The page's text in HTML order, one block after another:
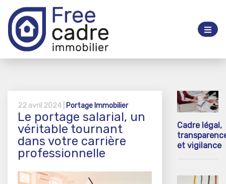
22 avril 2024 | Portage Immobilier
Le portage salarial, un
véritable tournant
dans votre carrière
professionnelle
Cadre légal,
et vigilance